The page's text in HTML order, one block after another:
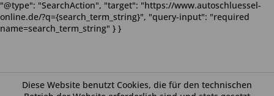
Diese Website benutzt Cookies, die für den technischen
"@type": "SearchAction", "target": "https://www.autoschluessel-
online.de/?q={search_term_string}", "query-input": "required
name=search_term_string" } }